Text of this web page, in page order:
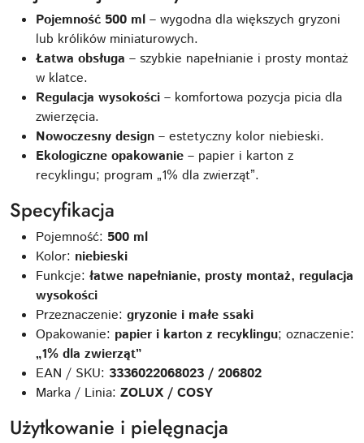
Pojemność 500 ml – wygodna dla większych gryzoni
lub królików miniaturowych.
Łatwa obsługa – szybkie napełnianie i prosty montaż
w klatce.
Regulacja wysokości – komfortowa pozycja picia dla
zwierzęcia.
Nowoczesny design – estetyczny kolor niebieski.
Ekologiczne opakowanie – papier i karton z
recyklingu; program „1% dla zwierząt”.
Specyfikacja
Pojemność: 500 ml
Kolor: niebieski
Funkcje: łatwe napełnianie, prosty montaż, regulacja
wysokości
Przeznaczenie: gryzonie i małe ssaki
Opakowanie: papier i karton z recyklingu; oznaczenie:
„1% dla zwierząt”
EAN / SKU: 3336022068023 / 206802
Marka / Linia: ZOLUX / COSY
Użytkowanie i pielęgnacja